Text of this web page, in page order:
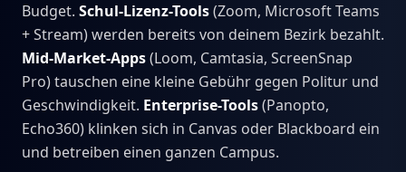
Budget. Schul-Lizenz-Tools(Zoom, Microsoft Teams
+ Stream) werden bereits von deinem Bezirk bezahlt.
Mid-Market-Apps(Loom, Camtasia, ScreenSnap
Pro) tauschen eine kleine Gebühr gegen Politur und
Geschwindigkeit. Enterprise-Tools(Panopto,
Echo360) klinken sich in Canvas oder Blackboard ein
und betreiben einen ganzen Campus.